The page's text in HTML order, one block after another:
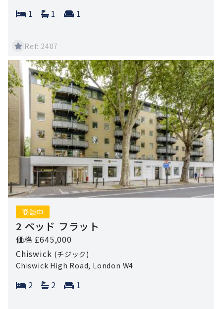
Bedrooms:
1 Bathrooms:
1 Reception rooms:
1
Ref: 2407
商談中
2 ベッド フラット
価格 £645,000
Chiswick (チジック)
Chiswick High Road, London W4
Bedrooms:
2 Bathrooms:
2 Reception rooms:
1